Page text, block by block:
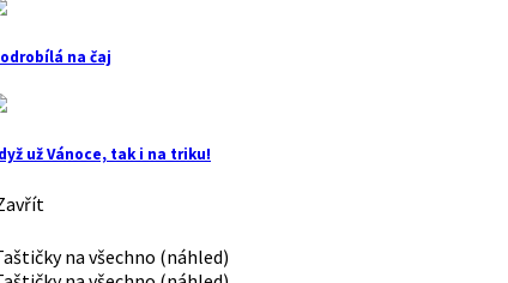
na čaj
už Vánoce, tak i na triku!